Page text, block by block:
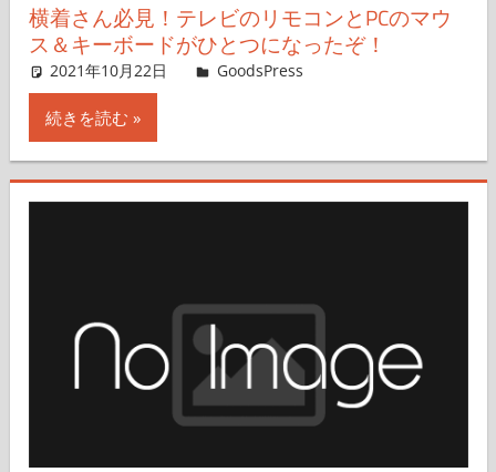
横着さん必見！テレビのリモコンとPCのマウ
ス＆キーボードがひとつになったぞ！
2021年10月22日 ＆GP
GoodsPress
続きを読む